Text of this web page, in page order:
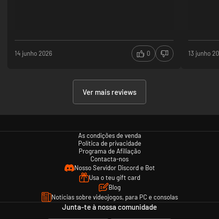
14 junho 2026 0 13 junho
Ver mais reviews
As condições de venda
Política de privacidade
Programa de Afiliação
Contacta-nos
Nosso Servidor Discord e Bot
Usa o teu gift card
Blog
Notícias sobre videojogos, para PC e consolas
Junta-te à nossa comunidade